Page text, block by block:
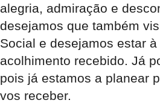
alegria, admiração e
desejamos que também
Social e desejamos estar
acolhimento recebido. Já
pois já estamos a planear
vos receber.